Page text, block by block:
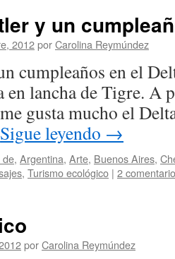
y un
2012porCarolina Reymúndez
cumpleaños en el
en lancha de Tigre. A
gusta mucho el
Sigue leyendo →
de, Argentina, Arte, Buenos Aires,
, Turismo ecológico | 2
porCarolina Reymúndez